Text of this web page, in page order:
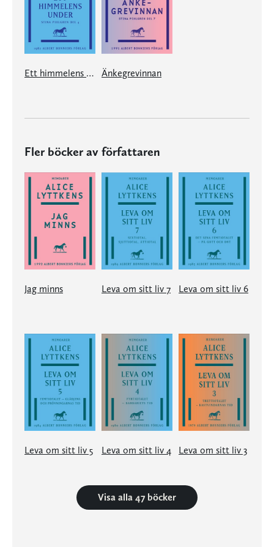
Ett himmelens under Änkegrevinnan
Fler böcker av författaren
Jag minns Leva om sitt liv 7 Leva om sitt liv 6
Leva om sitt liv 5 Leva om sitt liv 4 Leva om sitt liv 3
Visa alla 47 böcker